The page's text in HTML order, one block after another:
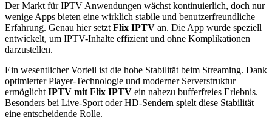
Der Markt für IPTV Anwendungen wächst kontinuierlich, doch nur
wenige Apps bieten eine wirklich stabile und benutzerfreundliche
Erfahrung. Genau hier setzt Flix IPTV an. Die App wurde speziell
entwickelt, um IPTV-Inhalte effizient und ohne Komplikationen
darzustellen.
Ein wesentlicher Vorteil ist die hohe Stabilität beim Streaming. Dank
optimierter Player-Technologie und moderner Serverstruktur
ermöglicht IPTV mit Flix IPTV ein nahezu bufferfreies Erlebnis.
Besonders bei Live-Sport oder HD-Sendern spielt diese Stabilität
eine entscheidende Rolle.